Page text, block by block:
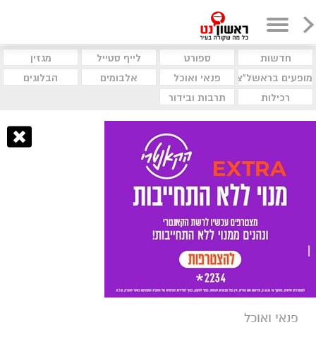
חדשות ספורט לייף סטייל
מגזין
מופעים בראשל"צ
פנאי ואוכל אלבומים
הבלוגים
רכילות
תרבות ובידור
פנאי ואוכל